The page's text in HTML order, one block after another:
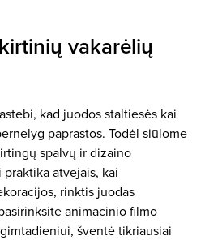
vakarėlių
kad juodos staltiesės kai
paprastos. Todėl siūlome
spalvų ir dizaino
atvejais, kai
rinktis juodas
animacinio filmo
šventė tikriausiai